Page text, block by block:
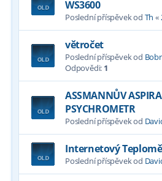
WS3600
Poslední příspěvek od Th «
větročet
Poslední příspěvek od Bobr
Odpovědi: 1
ASSMANNŮV
PSYCHROMETR
Poslední příspěvek od
Internetový
Poslední příspěvek od